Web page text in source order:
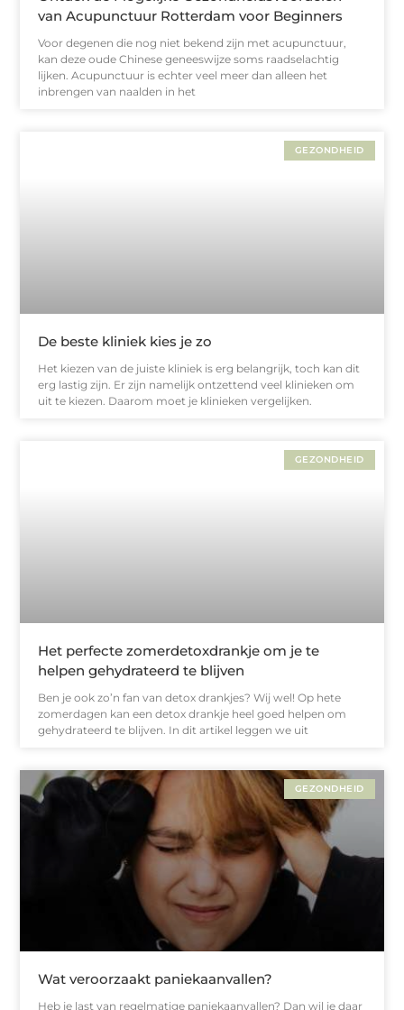
van Acupunctuur Rotterdam voor Beginners
Voor degenen die nog niet bekend zijn met acupunctuur,
kan deze oude Chinese geneeswijze soms raadselachtig
lijken. Acupunctuur is echter veel meer dan alleen het
inbrengen van naalden in het
GEZONDHEID
De beste kliniek kies je zo
Het kiezen van de juiste kliniek is erg belangrijk, toch kan dit
erg lastig zijn. Er zijn namelijk ontzettend veel klinieken om
uit te kiezen. Daarom moet je klinieken vergelijken.
GEZONDHEID
Het perfecte zomerdetoxdrankje om je te
helpen gehydrateerd te blijven
Ben je ook zo’n fan van detox drankjes? Wij wel! Op hete
zomerdagen kan een detox drankje heel goed helpen om
gehydrateerd te blijven. In dit artikel leggen we uit
GEZONDHEID
Wat veroorzaakt paniekaanvallen?
Heb je last van regelmatige paniekaanvallen? Dan wil je daar